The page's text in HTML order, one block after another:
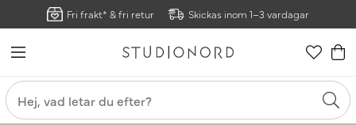
Fri frakt* & fri retur Skickas inom 1–3 vardagar